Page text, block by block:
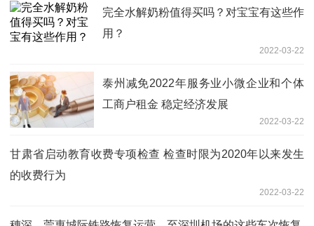
完全水解奶粉值得买吗？对宝宝有这些作
用？
2022-03-22
泰州减免2022年服务业小微企业和个体
工商户租金 稳定经济发展
2022-03-22
甘肃省启动教育收费专项检查 检查时限为2020年以来发生
的收费行为
2022-03-22